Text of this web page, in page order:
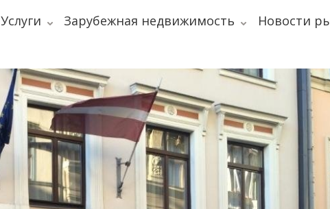
Услуги Зарубежная недвижимость
Новости